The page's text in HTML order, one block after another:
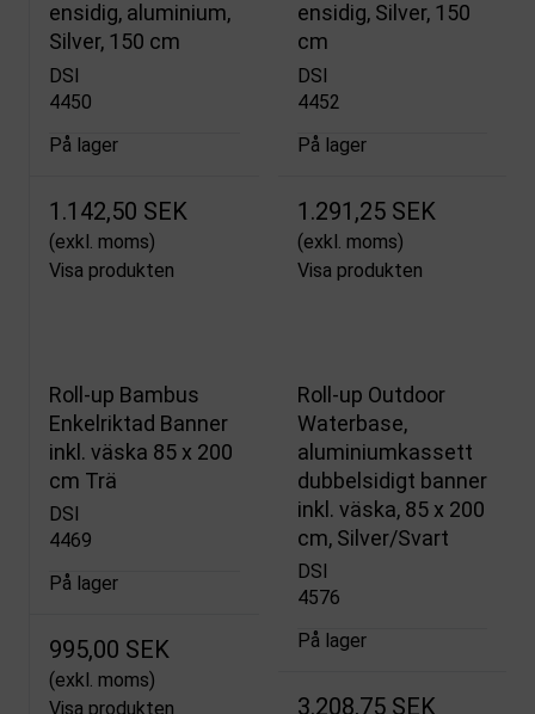
ensidig, aluminium,
Silver, 150 cm
DSI
4450
På lager
1.142,50 SEK
(exkl. moms)
Visa produkten
ensidig, Silver, 150
cm
DSI
4452
På lager
1.291,25 SEK
(exkl. moms)
Visa produkten
Roll-up Bambus
Enkelriktad Banner
inkl. väska 85 x 200
cm Trä
DSI
4469
På lager
995,00 SEK
(exkl. moms)
Visa produkten
Roll-up Outdoor
Waterbase,
aluminiumkassett
dubbelsidigt banner
inkl. väska, 85 x 200
cm, Silver/Svart
DSI
4576
På lager
3.208,75 SEK